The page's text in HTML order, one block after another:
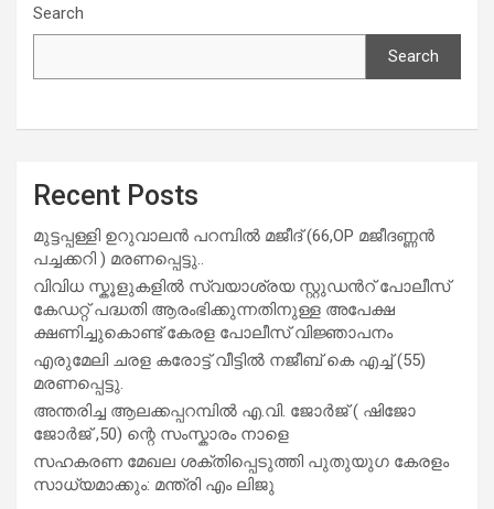
Search
Search
Recent Posts
മുട്ടപ്പള്ളി ഉറുവാലൻ പറമ്പിൽ മജീദ് (66,OP മജീദണ്ണൻ
പച്ചക്കറി ) മരണപ്പെട്ടു..
വിവിധ സ്കൂളുകളില്‍ സ്വയാശ്രയ സ്റ്റുഡന്‍റ് പോലീസ്
കേഡറ്റ് പദ്ധതി ആരംഭിക്കുന്നതിനുള്ള അപേക്ഷ
ക്ഷണിച്ചുകൊണ്ട് കേരള പോലീസ് വിജ്ഞാപനം
എരുമേലി ചരള കരോട്ട് വീട്ടിൽ നജീബ് കെ എച്ച് (55)
മരണപ്പെട്ടു.
അന്തരിച്ച ആ​ല​ക്ക​പ്പ​റമ്പിൽ​ എ.​വി. ജോ​ർ​ജ് ( ഷിജോ
ജോർജ് ,50) ന്റെ സംസ്കാരം നാളെ
സഹകരണ മേഖല ശക്തിപ്പെടുത്തി പുതുയുഗ കേരളം
സാധ്യമാക്കും: മന്ത്രി എം ലിജു